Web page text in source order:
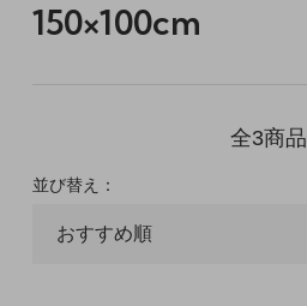
150×100cm
全3商品
並び替え：